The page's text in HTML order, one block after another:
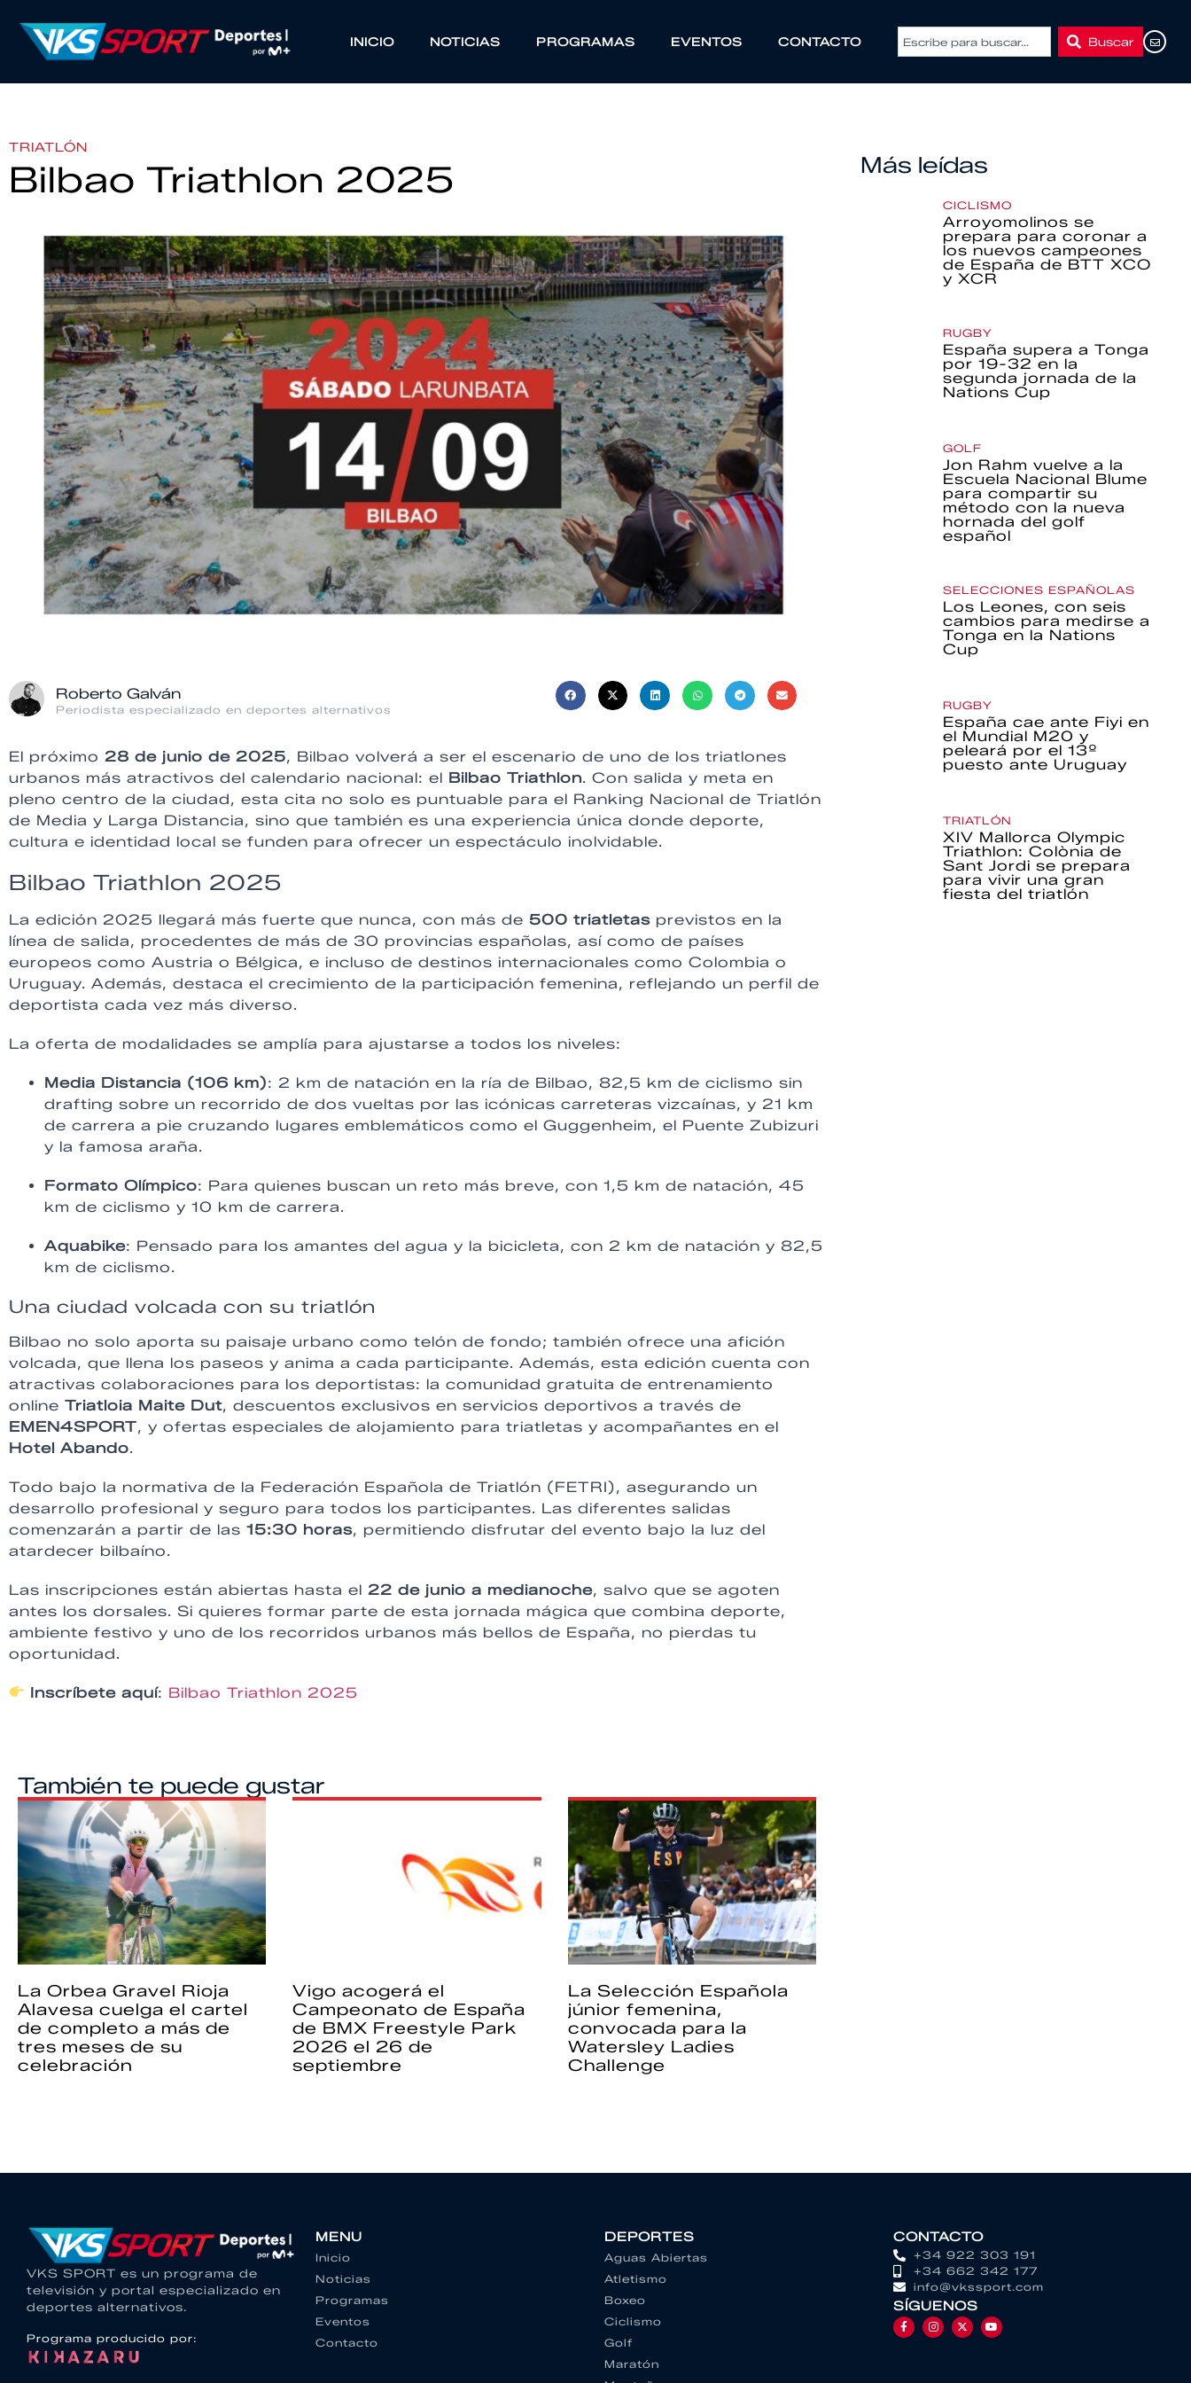
INICIO NOTICIAS PROGRAMAS EVENTOS CONTACTO Buscar
TRIATLÓN
Bilbao Triathlon 2025
Roberto Galván
Periodista especializado en deportes alternativos
El próximo 28 de junio de 2025, Bilbao volverá a ser el escenario de uno de los triatlones
urbanos más atractivos del calendario nacional: el Bilbao Triathlon. Con salida y meta en
pleno centro de la ciudad, esta cita no solo es puntuable para el Ranking Nacional de Triatlón
de Media y Larga Distancia, sino que también es una experiencia única donde deporte,
cultura e identidad local se funden para ofrecer un espectáculo inolvidable.
Bilbao Triathlon 2025
La edición 2025 llegará más fuerte que nunca, con más de 500 triatletas previstos en la
línea de salida, procedentes de más de 30 provincias españolas, así como de países
europeos como Austria o Bélgica, e incluso de destinos internacionales como Colombia o
Uruguay. Además, destaca el crecimiento de la participación femenina, reflejando un perfil de
deportista cada vez más diverso.
La oferta de modalidades se amplía para ajustarse a todos los niveles:
Media Distancia (106 km): 2 km de natación en la ría de Bilbao, 82,5 km de ciclismo sin
drafting sobre un recorrido de dos vueltas por las icónicas carreteras vizcaínas, y 21 km
de carrera a pie cruzando lugares emblemáticos como el Guggenheim, el Puente Zubizuri
y la famosa araña.
Formato Olímpico: Para quienes buscan un reto más breve, con 1,5 km de natación, 45
km de ciclismo y 10 km de carrera.
Aquabike: Pensado para los amantes del agua y la bicicleta, con 2 km de natación y 82,5
km de ciclismo.
Una ciudad volcada con su triatlón
Bilbao no solo aporta su paisaje urbano como telón de fondo; también ofrece una afición
volcada, que llena los paseos y anima a cada participante. Además, esta edición cuenta con
atractivas colaboraciones para los deportistas: la comunidad gratuita de entrenamiento
online Triatloia Maite Dut, descuentos exclusivos en servicios deportivos a través de
EMEN4SPORT, y ofertas especiales de alojamiento para triatletas y acompañantes en el
Hotel Abando.
Todo bajo la normativa de la Federación Española de Triatlón (FETRI), asegurando un
desarrollo profesional y seguro para todos los participantes. Las diferentes salidas
comenzarán a partir de las 15:30 horas, permitiendo disfrutar del evento bajo la luz del
atardecer bilbaíno.
Las inscripciones están abiertas hasta el 22 de junio a medianoche, salvo que se agoten
antes los dorsales. Si quieres formar parte de esta jornada mágica que combina deporte,
ambiente festivo y uno de los recorridos urbanos más bellos de España, no pierdas tu
oportunidad.
Inscríbete aquí: Bilbao Triathlon 2025
También te puede gustar
La Orbea Gravel Rioja
Alavesa cuelga el cartel
de completo a más de
tres meses de su
celebración
Vigo acogerá el
Campeonato de España
de BMX Freestyle Park
2026 el 26 de
septiembre
La Selección Española
júnior femenina,
convocada para la
Watersley Ladies
Challenge
Más leídas
CICLISMO
Arroyomolinos se
prepara para coronar a
los nuevos campeones
de España de BTT XCO
y XCR
RUGBY
España supera a Tonga
por 19-32 en la
segunda jornada de la
Nations Cup
GOLF
Jon Rahm vuelve a la
Escuela Nacional Blume
para compartir su
método con la nueva
hornada del golf
español
SELECCIONES ESPAÑOLAS
Los Leones, con seis
cambios para medirse a
Tonga en la Nations
Cup
RUGBY
España cae ante Fiyi en
el Mundial M20 y
peleará por el 13º
puesto ante Uruguay
TRIATLÓN
XIV Mallorca Olympic
Triathlon: Colònia de
Sant Jordi se prepara
para vivir una gran
fiesta del triatlón
VKS SPORT es un programa de
televisión y portal especializado en
deportes alternativos.
Programa producido por:
MENU
Inicio
Noticias
Programas
Eventos
Contacto
DEPORTES
Aguas Abiertas
Atletismo
Boxeo
Ciclismo
Golf
Maratón
CONTACTO
+34 922 303 191
+34 662 342 177
info@vkssport.com
SÍGUENOS